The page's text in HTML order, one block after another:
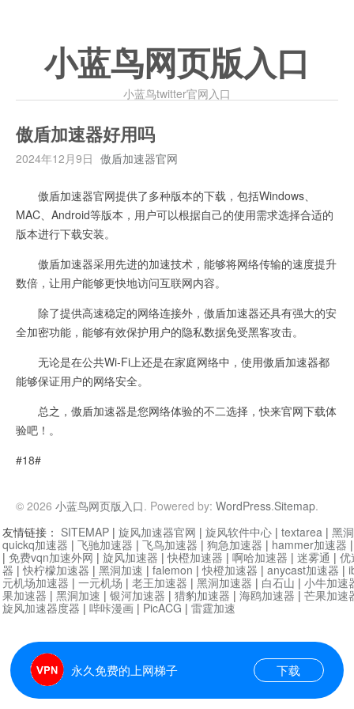
小蓝鸟网页版入口
小蓝鸟twitter官网入口
傲盾加速器好用吗
2024年12月9日 傲盾加速器官网
傲盾加速器官网提供了多种版本的下载，包括Windows、
MAC、Android等版本，用户可以根据自己的使用需求选择合适的
版本进行下载安装。
傲盾加速器采用先进的加速技术，能够将网络传输的速度提升
数倍，让用户能够更快地访问互联网内容。
除了提供高速稳定的网络连接外，傲盾加速器还具有强大的安
全加密功能，能够有效保护用户的隐私数据免受黑客攻击。
无论是在公共Wi-Fi上还是在家庭网络中，使用傲盾加速器都
能够保证用户的网络安全。
总之，傲盾加速器是您网络体验的不二选择，快来官网下载体
验吧！。
#18#
© 2026 小蓝鸟网页版入口. Powered by: WordPress.Sitemap.
永久免费的上网梯子 下载
友情链接： SITEMAP | 旋风加速器官网 | 旋风软件中心 | textarea | 黑
quickq加速器 | 飞驰加速器 | 飞鸟加速器 | 狗急加速器 | hammer加速器
| 免费vqn加速外网 | 旋风加速器 |快橙加速器 | 啊哈加速器 | 迷雾通 | 优
器 |快柠檬加速器 | 黑洞加速 | falemon |快橙加速器 | anycast加速器 |
元机场加速器 | 一元机场 | 老王加速器 | 黑洞加速器 | 白石山 | 小牛加速
果加速器 | 黑洞加速 | 银河加速器 | 猎豹加速器 | 海鸥加速器 | 芒果加速
旋风加速器度器 | 哔咔漫画 | PicACG | 雷霆加速